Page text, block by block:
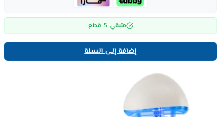
متبقي 5 قطع
إضافة إلى السلة